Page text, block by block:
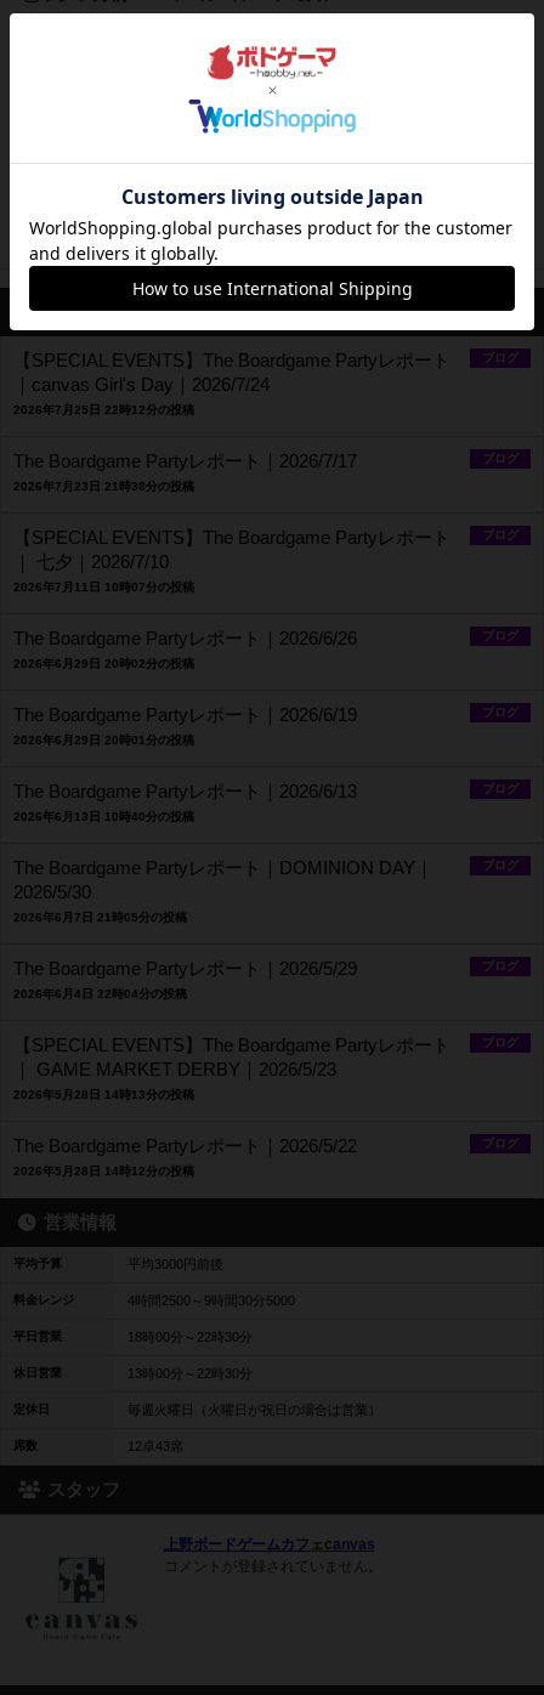
どうも！オーナーのれいです！久しぶりにボドパのある金曜
日にシフトに入りました！6/13（金）も毎週恒例のボドパで
した！今週のレポートをお届けします！この日は13名のお客
りました！この日遊...
41 ページビュー
最新のお知らせ
ブログ
【SPECIAL EVENTS】The Boardgame Partyレポート
｜canvas Girl's Day｜2026/7/24
2026年7月25日 22時12分の投稿
ブログ
The Boardgame Partyレポート｜2026/7/17
2026年7月23日 21時38分の投稿
ブログ
【SPECIAL EVENTS】The Boardgame Partyレポート
｜ 七夕｜2026/7/10
2026年7月11日 10時07分の投稿
ブログ
The Boardgame Partyレポート｜2026/6/26
2026年6月29日 20時02分の投稿
ブログ
The Boardgame Partyレポート｜2026/6/19
2026年6月29日 20時01分の投稿
ブログ
The Boardgame Partyレポート｜2026/6/13
2026年6月13日 10時40分の投稿
ブログ
The Boardgame Partyレポート｜DOMINION DAY｜
2026/5/30
2026年6月7日 21時05分の投稿
ブログ
The Boardgame Partyレポート｜2026/5/29
2026年6月4日 22時04分の投稿
ブログ
【SPECIAL EVENTS】The Boardgame Partyレポート
｜ GAME MARKET DERBY｜2026/5/23
2026年5月28日 14時13分の投稿
ブログ
The Boardgame Partyレポート｜2026/5/22
2026年5月28日 14時12分の投稿
営業情報
平均予算 平均3000円前後
料金レンジ 4時間2500～9時間30分5000
平日営業 18時00分～22時30分
休日営業 13時00分～22時30分
定休日 毎週火曜日（火曜日が祝日の場合は営業）
席数 12卓43席
スタッフ
上野ボードゲームカフェcanvas
コメントが登録されていません。